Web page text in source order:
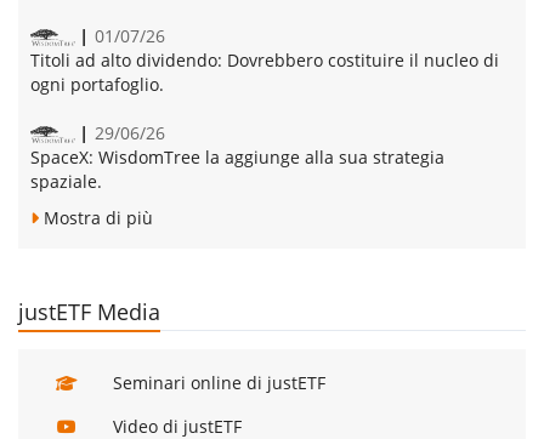
01/07/26
Titoli ad alto dividendo: Dovrebbero costituire il nucleo di
ogni portafoglio.
29/06/26
SpaceX: WisdomTree la aggiunge alla sua strategia
spaziale.
Mostra di più
justETF Media
Seminari online di justETF
Video di justETF